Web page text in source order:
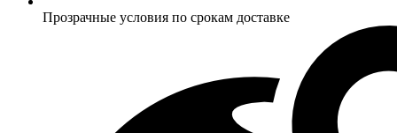
Прозрачные условия по срокам доставке